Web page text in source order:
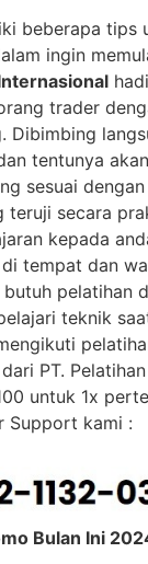
beberapa tips
ingin
trader
Dibimbing
tentunya
sesuai
teruji secara
kepada
di tempat dan
butuh pelatihan
teknik
dari PT.
untuk 1x
Support kami :
Bulan Ini